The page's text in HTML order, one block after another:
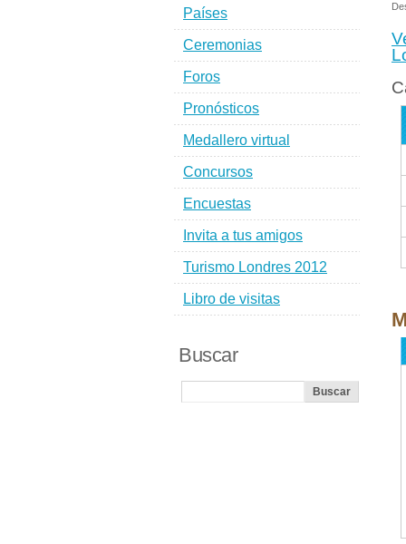
Países
Ceremonias
Foros
Pronósticos
Medallero virtual
Concursos
Encuestas
Invita a tus amigos
Turismo Londres 2012
Libro de visitas
Buscar